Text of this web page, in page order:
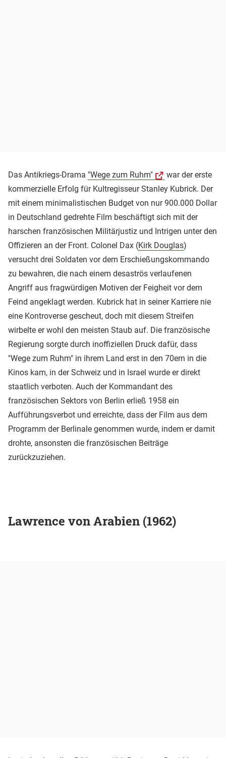
Das Antikriegs-Drama "Wege zum Ruhm"
war der erste
kommerzielle Erfolg für Kultregisseur Stanley Kubrick. Der
mit einem minimalistischen Budget von nur 900.000 Dollar
in Deutschland gedrehte Film beschäftigt sich mit der
harschen französischen Militärjustiz und Intrigen unter den
Offizieren an der Front. Colonel Dax (Kirk Douglas)
versucht drei Soldaten vor dem Erschießungskommando
zu bewahren, die nach einem desaströs verlaufenen
Angriff aus fragwürdigen Motiven der Feigheit vor dem
Feind angeklagt werden. Kubrick hat in seiner Karriere nie
eine Kontroverse gescheut, doch mit diesem Streifen
wirbelte er wohl den meisten Staub auf. Die französische
Regierung sorgte durch inoffiziellen Druck dafür, dass
"Wege zum Ruhm" in ihrem Land erst in den 70ern in die
Kinos kam, in der Schweiz und in Israel wurde er direkt
staatlich verboten. Auch der Kommandant des
französischen Sektors von Berlin erließ 1958 ein
Aufführungsverbot und erreichte, dass der Film aus dem
Programm der Berlinale genommen wurde, indem er damit
drohte, ansonsten die französischen Beiträge
zurückzuziehen.
Lawrence von Arabien (1962)